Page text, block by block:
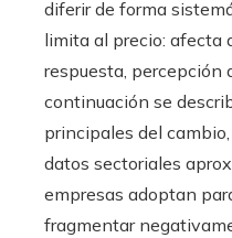
diferir de forma
limita al precio: afecta
respuesta, percepción
continuación se
principales del
datos sectoriales
empresas adoptan
fragmentar